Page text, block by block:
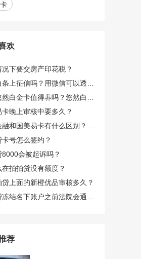
欢
况下要交房产印花税？
卡晚上审核中要多久？
号怎么签约？
8000会被起诉吗？
在拍拍贷没有额度？
贷上面的新橙优品审核多久？
荐